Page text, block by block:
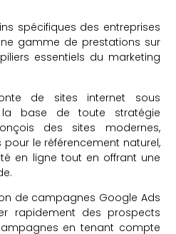
spécifiques des entreprises
gamme de prestations sur
essentiels du marketing
de sites internet sous
la base de toute stratégie
des sites modernes,
le référencement naturel,
en ligne tout en offrant une
de campagnes Google Ads
rapidement des prospects
en tenant compte